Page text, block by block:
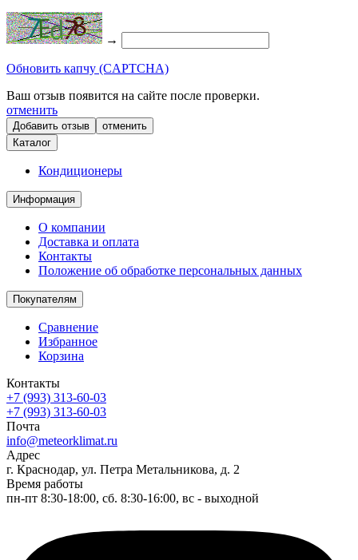
→
Обновить капчу (CAPTCHA)
Ваш отзыв появится на сайте после проверки.
отменить
отменить
Каталог
Кондиционеры
Информация
О компании
Доставка и оплата
Контакты
Положение об обработке персональных данных
Покупателям
Сравнение
Избранное
Корзина
Контакты
+7 (993) 313-60-03
+7 (993) 313-60-03
Почта
info@meteorklimat.ru
Адрес
г. Краснодар, ул. Петра Метальникова, д. 2
Время работы
пн-пт 8:30-18:00, сб. 8:30-16:00, вс - выходной